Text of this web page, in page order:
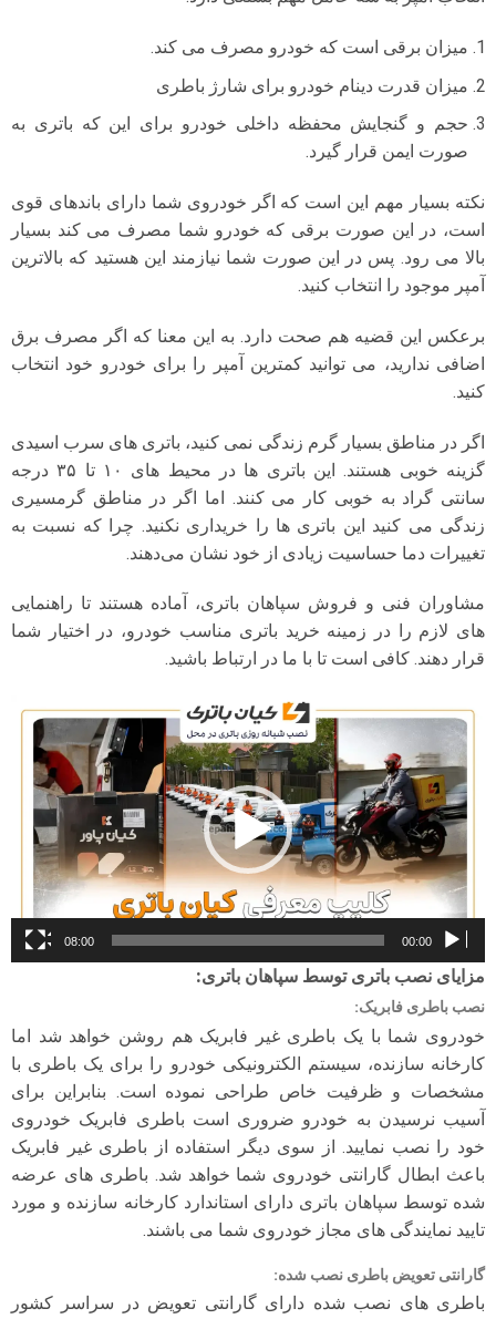
میزان برقی است که خودرو مصرف می کند.
میزان قدرت دینام خودرو برای شارژ باطری
حجم و گنجایش محفظه داخلی خودرو برای این که باتری به
صورت ایمن قرار گیرد.
نکته بسیار مهم این است که اگر خودروی شما دارای باندهای قوی
است، در این صورت برقی که خودرو شما مصرف می کند بسیار
بالا می رود. پس در این صورت شما نیازمند این هستید که بالاترین
آمپر موجود را انتخاب کنید.
برعکس این قضیه هم صحت دارد. به این معنا که اگر مصرف برق
اضافی ندارید، می توانید کمترین آمپر را برای خودرو خود انتخاب
کنید.
اگر در مناطق بسیار گرم زندگی نمی کنید، باتری های سرب اسیدی
گزینه خوبی هستند. این باتری ها در محیط های ۱۰ تا ۳۵ درجه
سانتی گراد به خوبی کار می کنند. اما اگر در مناطق گرمسیری
زندگی می کنید این باتری ها را خریداری نکنید. چرا که نسبت به
تغییرات دما حساسیت زیادی از خود نشان می‌دهند.
مشاوران فنی و فروش سپاهان باتری، آماده هستند تا راهنمایی
های لازم را در زمینه خرید باتری مناسب خودرو، در اختیار شما
قرار دهند. کافی است تا با ما در ارتباط باشید.
نمایشگر
ویدیو
00:00
08:00
مزایای نصب باتری توسط سپاهان باتری:
نصب باطری فابریک:
خودروی شما با یک باطری غیر فابریک هم روشن خواهد شد اما
کارخانه سازنده، سیستم الکترونیکی خودرو را برای یک باطری با
مشخصات و ظرفیت خاص طراحی نموده است. بنابراین برای
آسیب نرسیدن به خودرو ضروری است باطری فابریک خودروی
خود را نصب نمایید. از سوی دیگر استفاده از باطری غیر فابریک
باعث ابطال گارانتی خودروی شما خواهد شد. باطری های عرضه
شده توسط سپاهان باتری دارای استاندارد کارخانه سازنده و مورد
تایید نمایندگی های مجاز خودروی شما می باشند.
گارانتی تعویض باطری نصب شده:
باطری های نصب شده دارای گارانتی تعویض در سراسر کشور